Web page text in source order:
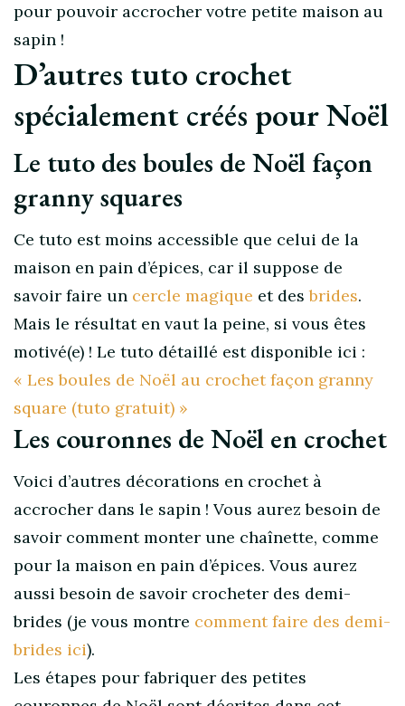
pour pouvoir accrocher votre petite maison au
sapin !
D’autres tuto crochet
spécialement créés pour Noël
Le tuto des boules de Noël façon
granny squares
Ce tuto est moins accessible que celui de la
maison en pain d’épices, car il suppose de
savoir faire un cercle magique et desbrides.
Mais le résultat en vaut la peine, si vous êtes
motivé(e) ! Le tuto détaillé est disponible ici :
« Les boules de Noël au crochet façon granny
square (tuto gratuit) »
Les couronnes de Noël en crochet
Voici d’autres décorations en crochet à
accrocher dans le sapin ! Vous aurez besoin de
savoir comment monter une chaînette, comme
pour la maison en pain d’épices. Vous aurez
aussi besoin de savoir crocheter des demi-
brides (je vous montre comment faire des demi-
brides ici).
Les étapes pour fabriquer des petites